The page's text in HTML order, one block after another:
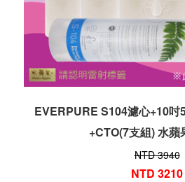
EVERPURE S104濾心+10吋
+CTO(7支組) 水蘋
NTD 3940
NTD 3210